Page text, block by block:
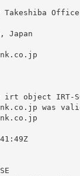
Office
Japan
object IRT-
was